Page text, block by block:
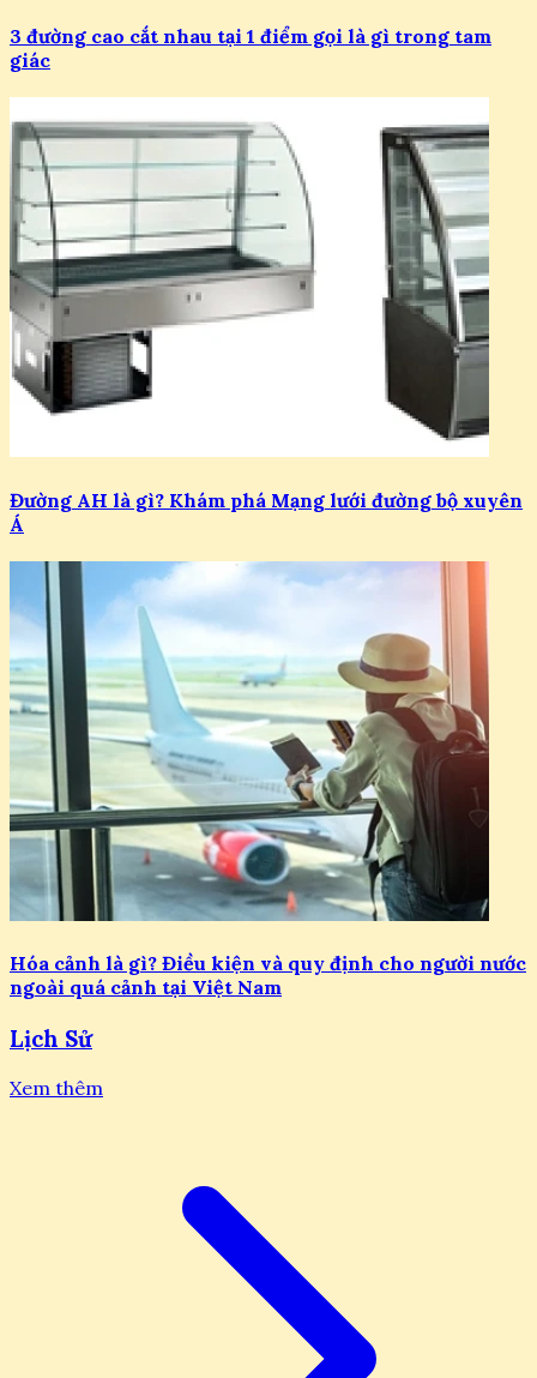
3 đường cao cắt nhau tại 1 điểm gọi là gì trong tam
giác
Đường AH là gì? Khám phá Mạng lưới đường bộ xuyên
Á
Hóa cảnh là gì? Điều kiện và quy định cho người nước
ngoài quá cảnh tại Việt Nam
Lịch Sử
Xem thêm